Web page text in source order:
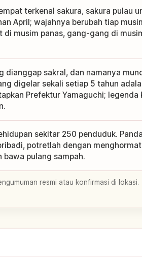
terkenal sakura, sakura pulau
April; wajahnya berubah tiap
di musim panas, gang-gang di
dianggap sakral, dan namanya
digelar sekali setiap 5 tahun
Prefektur Yamaguchi; legenda
sekitar 250 penduduk.
potretlah dengan
bawa pulang sampah.
resmi atau konfirmasi di lokasi.